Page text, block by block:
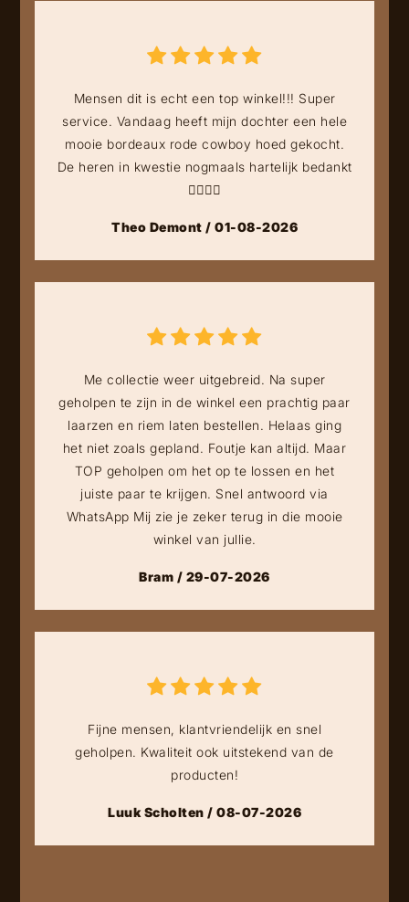
Mensen dit is echt een top winkel!!! Super
service. Vandaag heeft mijn dochter een hele
mooie bordeaux rode cowboy hoed gekocht.
De heren in kwestie nogmaals hartelijk bedankt
👍🏻👍🏻
Theo Demont / 01-08-2026
Me collectie weer uitgebreid. Na super
geholpen te zijn in de winkel een prachtig paar
laarzen en riem laten bestellen. Helaas ging
het niet zoals gepland. Foutje kan altijd. Maar
TOP geholpen om het op te lossen en het
juiste paar te krijgen. Snel antwoord via
WhatsApp Mij zie je zeker terug in die mooie
winkel van jullie.
Bram / 29-07-2026
Fijne mensen, klantvriendelijk en snel
geholpen. Kwaliteit ook uitstekend van de
producten!
Luuk Scholten / 08-07-2026